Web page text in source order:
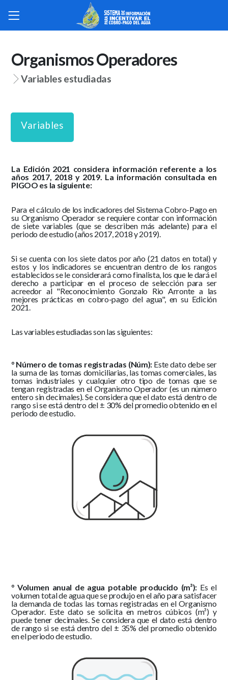
Organismos Operadores
Variables estudiadas
Variables
La Edición 2021 considera información referente a los
años 2017, 2018 y 2019. La información consultada en
PIGOO es la siguiente:
Para el cálculo de los indicadores del Sistema Cobro-Pago en
su Organismo Operador se requiere contar con información
de siete variables (que se describen más adelante) para el
periodo de estudio (años 2017, 2018 y 2019).
Si se cuenta con los siete datos por año (21 datos en total) y
estos y los indicadores se encuentran dentro de los rangos
establecidos se le considerará como finalista, los que le dará el
derecho a participar en el proceso de selección para ser
acreedor al "Reconocimiento Gonzalo Rio Arronte a las
mejores prácticas en cobro-pago del agua", en su Edición
2021.
Las variables estudiadas son las siguientes:
° Número de tomas registradas (Núm): Este dato debe ser
la suma de las tomas domiciliarias, las tomas comerciales, las
tomas industriales y cualquier otro tipo de tomas que se
tengan registradas en el Organismo Operador (es un número
entero sin decimales). Se considera que el dato está dentro de
rango si se está dentro del ± 30% del promedio obtenido en el
periodo de estudio.
° Volumen anual de agua potable producido (m³): Es el
volumen total de agua que se produjo en el año para satisfacer
la demanda de todas las tomas registradas en el Organismo
Operador. Este dato se solicita en metros cúbicos (m³) y
puede tener decimales. Se considera que el dato está dentro
de rango si se está dentro del ± 35% del promedio obtenido
en el periodo de estudio.